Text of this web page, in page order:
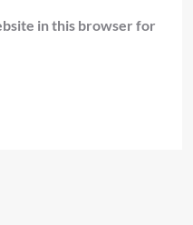
in this browser for